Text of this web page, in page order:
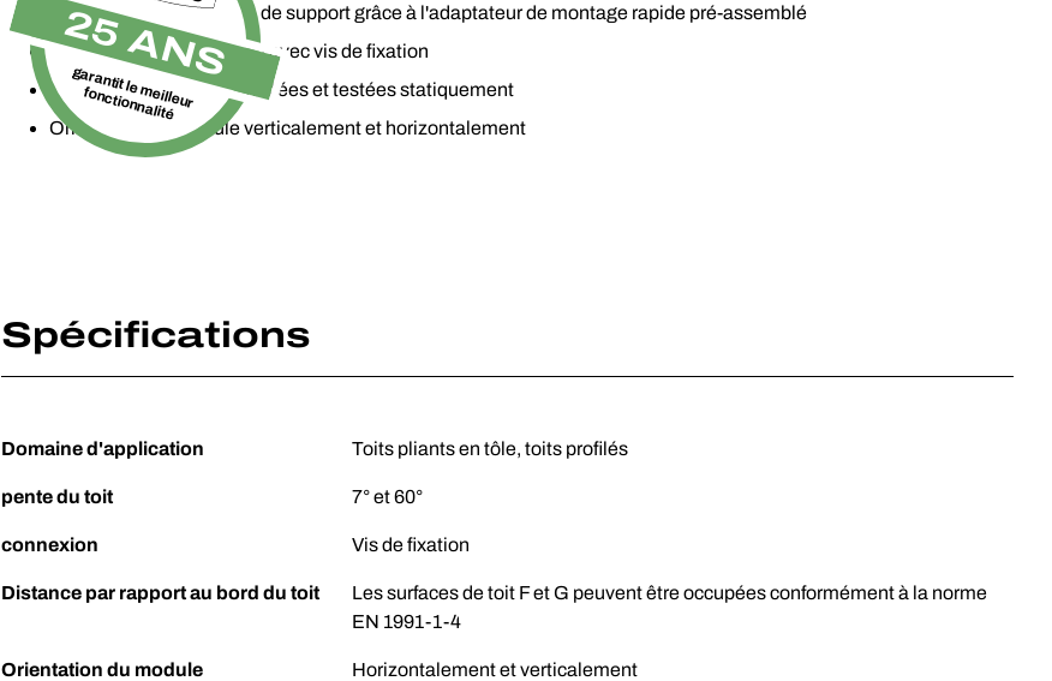
25 ANS
garantit le meilleur
fonctionnalité
Montage facile du profilé de support grâce à l'adaptateur de montage rapide pré-assemblé
Fixation sans pénétration avec vis de fixation
Pinces pliantes en tôle testées et testées statiquement
Orientation du module verticalement et horizontalement
Spécifications
Domaine d'application Toits pliants en tôle, toits profilés
pente du toit 7° et 60°
connexion Vis de fixation
Distance par rapport au bord du toit
Les surfaces de toit F et G peuvent être occupées conformément à la norme
EN 1991-1-4
Orientation du module Horizontalement et verticalement